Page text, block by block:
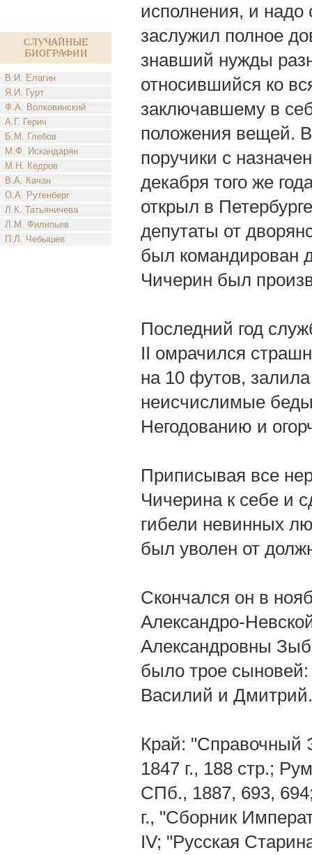
Случайные
биографии
В.И. Елагин
Я.И. Гурт
Ф.А. Волковинский
А.Г. Герич
Б.М. Глебов
М.Ф. Искандарян
М.Н. Кедров
В.А. Качан
О.А. Рутенберг
Л.К. Татьяничева
Л.М. Филипьев
П.Л. Чебышев
исполнения, и надо
заслужил полное
знавший нужды
относившийся ко
заключавшему в
положения вещей.
поручики с
декабря того же
открыл в
депутаты от
был командирован
Чичерин был
Последний год
II омрачился
на 10 футов,
неисчислимые
Негодованию и
Приписывая все
Чичерина к себе и
гибели невинных
был уволен от
Скончался он в
Александро-
Александровны
было трое сыновей:
Василий и Дмитрий.
Край: "Справочный
1847 г., 188 стр.;
СПб., 1887, 693,
г., "Сборник
IV; "Русская